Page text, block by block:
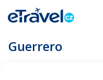
Guerrero